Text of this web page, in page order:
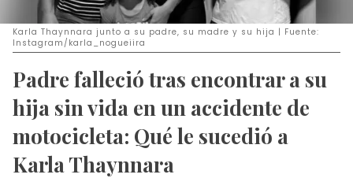
Karla Thaynnara junto a su padre, su madre y su hija | Fuente:
Instagram/karla_nogueiira
Padre falleció tras encontrar a su
hija sin vida en un accidente de
motocicleta: Qué le sucedió a
Karla Thaynnara